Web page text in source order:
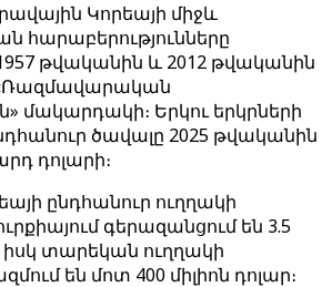
Կորեայի միջև
​​հարաբերությունները
թվականին և 2012 թվականին
մակարդակի։ Երկու երկրների
ծավալը 2025 թվականին
դոլարի։
ընդհանուր ուղղակի
գերազանցում են 3.5
իսկ տարեկան ուղղակի
են մոտ 400 միլիոն դոլար։